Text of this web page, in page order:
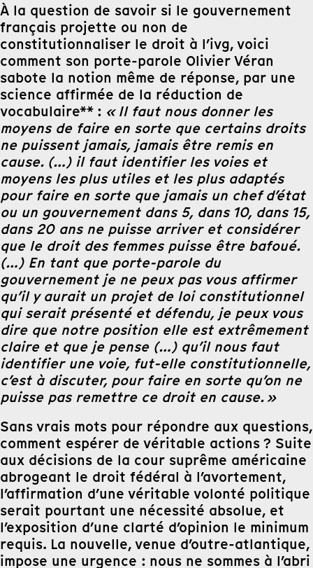
À la question de savoir si le gouvernement
français projette ou non de
constitutionnaliser le droit à l’ivg, voici
comment son porte-parole Olivier Véran
sabote la notion même de réponse, par une
science affirmée de la réduction de
vocabulaire** : « Il faut nous donner les
moyens de faire en sorte que certains droits
ne puissent jamais, jamais être remis en
cause. (…) il faut identifier les voies et
moyens les plus utiles et les plus adaptés
pour faire en sorte que jamais un chef d’état
ou un gouvernement dans 5, dans 10, dans 15,
dans 20 ans ne puisse arriver et considérer
que le droit des femmes puisse être bafoué.
(…) En tant que porte-parole du
gouvernement je ne peux pas vous affirmer
qu’il y aurait un projet de loi constitutionnel
qui serait présenté et défendu, je peux vous
dire que notre position elle est extrêmement
claire et que je pense (…) qu’il nous faut
identifier une voie, fut-elle constitutionnelle,
c’est à discuter, pour faire en sorte qu’on ne
puisse pas remettre ce droit en cause. »
Sans vrais mots pour répondre aux questions,
comment espérer de véritable actions ? Suite
aux décisions de la cour suprême américaine
abrogeant le droit fédéral à l’avortement,
l’affirmation d’une véritable volonté politique
serait pourtant une nécessité absolue, et
l’exposition d’une clarté d’opinion le minimum
requis. La nouvelle, venue d’outre-atlantique,
impose une urgence : nous ne sommes à l’abri